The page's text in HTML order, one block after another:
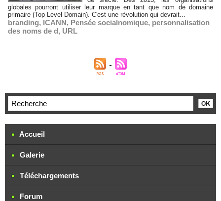
globales pourront utiliser leur marque en tant que nom de domaine
primaire (Top Level Domain). C'est une révolution qui devrait...
branding, ICANN, Pensée socialnomique, personnalisation
des noms de d, URL
Accueil
Galerie
Téléchargements
Forum